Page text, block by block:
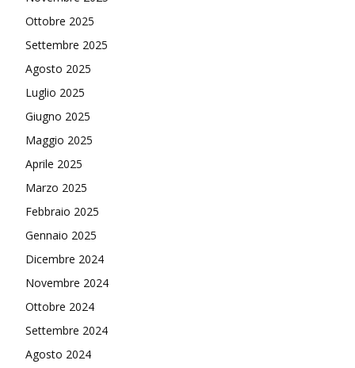
Ottobre 2025
Settembre 2025
Agosto 2025
Luglio 2025
Giugno 2025
Maggio 2025
Aprile 2025
Marzo 2025
Febbraio 2025
Gennaio 2025
Dicembre 2024
Novembre 2024
Ottobre 2024
Settembre 2024
Agosto 2024